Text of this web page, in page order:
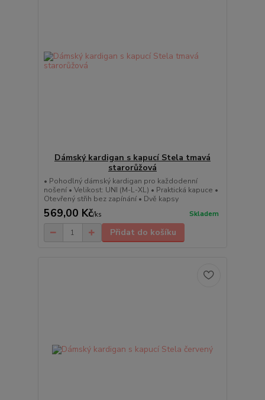
Dámský kardigan s kapucí Stela tmavá
starorůžová
• Pohodlný dámský kardigan pro každodenní
nošení • Velikost: UNI (M-L-XL) • Praktická kapuce •
Otevřený střih bez zapínání • Dvě kapsy
569,00 Kč/ks Skladem
Přidat do košíku